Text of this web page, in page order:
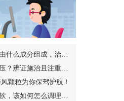
你了解左归丸吗？由什么成分组成，治疗肾阴虚？
中医如何治疗高血压？辨证施治且注重日常调理
颗粒为你保驾护航！
熬夜后出现腰酸腿软，该如何怎么调理呢？